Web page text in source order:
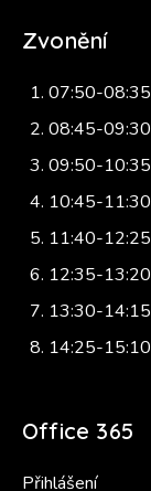
Zvonění
07:50-08:35
08:45-09:30
09:50-10:35
10:45-11:30
11:40-12:25
12:35-13:20
13:30-14:15
14:25-15:10
Office 365
Přihlášení